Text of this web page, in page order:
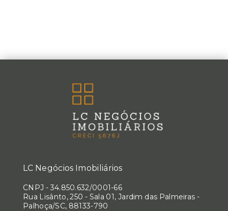
LC Negócios Imobiliários
CNPJ - 34.850.632/0001-66
Rua Lisânto, 250 - Sala 01, Jardim das Palmeiras -
Palhoça/SC, 88133-790